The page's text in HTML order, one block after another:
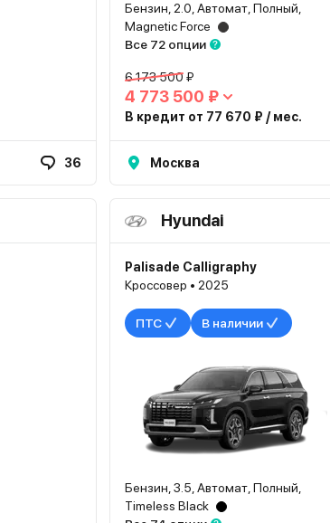
36
Бензин, 2.0, Автомат, Полный,
Magnetic Force
Все 72 опции
6 173 500 ₽
4 773 500 ₽
В кредит от 77 670 ₽ / мес.
Москва
Hyundai
Palisade Calligraphy
Кроссовер • 2025
ПТС В наличии
Бензин, 3.5, Автомат, Полный,
Timeless Black